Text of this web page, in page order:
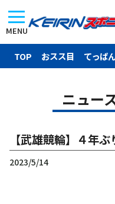
MENU
TOP おスス目 てっぱ
ニュー
【武雄競輪】４年
2023/5/14